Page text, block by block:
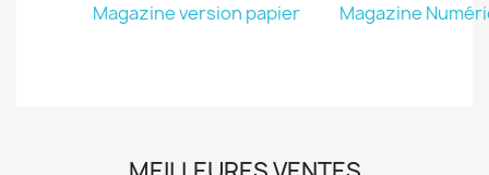
Magazine version papier Magazine